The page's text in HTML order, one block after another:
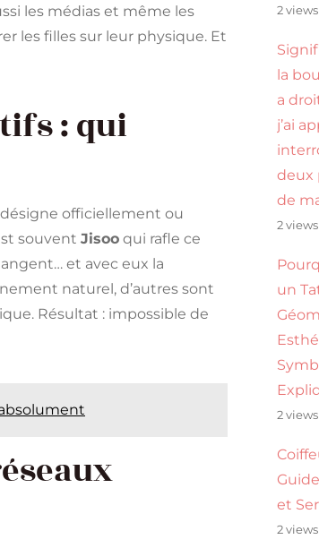
les médias et même les
les filles sur leur physique. Et
: qui
désigne officiellement ou
souvent Jisoo qui rafle ce
et avec eux la
naturel, d’autres sont
Résultat : impossible de
2 views
la
a
j’ai
deux
de
2 views
un
2 views
et
2 views